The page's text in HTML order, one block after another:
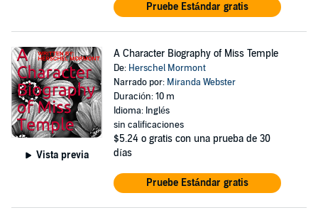
Pruebe Estándar gratis
Vista previa
A Character Biography of Miss Temple
De: Herschel Mormont
Narrado por: Miranda Webster
Duración: 10 m
Idioma: Inglés
sin calificaciones
$5.24 o gratis con una prueba de 30
días
Pruebe Estándar gratis